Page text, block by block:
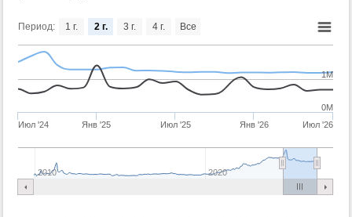
Период:
Июл '24 Янв '25 Июл '25 Янв '26 Июл '26
2010 2020
0M
1M
1 г. 2 г. 3 г. 4 г. Все